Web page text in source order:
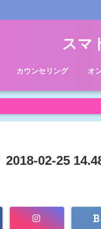
スマ
カウンセリング オ
02-25